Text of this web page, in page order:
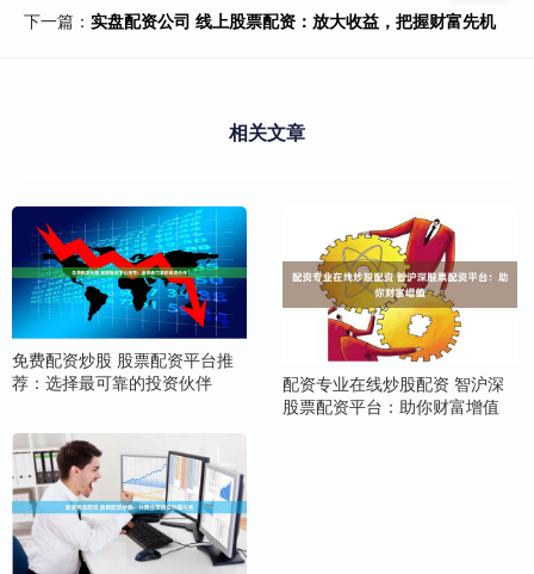
下一篇： 实盘配资公司 线上股票配资：放大收益，把握财富先机
相关文章
免费配资炒股 股票配资平台推
荐：选择最可靠的投资伙伴
配资专业在线炒股配资 智沪深
股票配资平台：助你财富增值